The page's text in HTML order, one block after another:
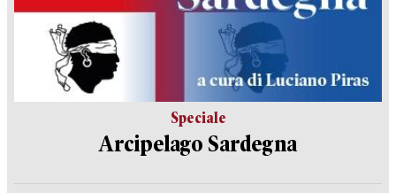
Speciale
Arcipelago Sardegna